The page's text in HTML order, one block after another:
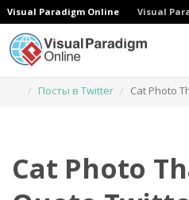
Visual Paradigm Online Visual
Посты в Twitter
Cat Photo
Cat Photo